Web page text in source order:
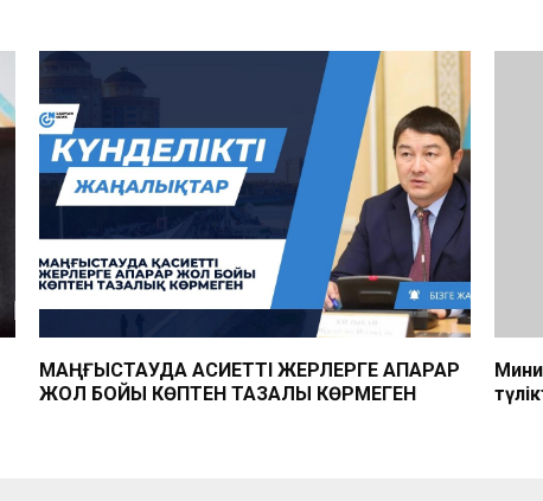
МАҢҒЫСТАУДА ҚАСИЕТТІ ЖЕРЛЕРГЕ АПАРАР
ЖОЛ БОЙЫ КӨПТЕН ТАЗАЛЫҚ КӨРМЕГЕН